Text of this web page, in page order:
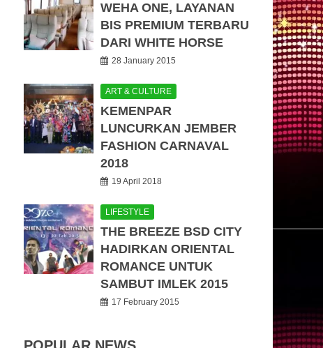
WEHA ONE, LAYANAN
BIS PREMIUM TERBARU
DARI WHITE HORSE
28 January 2015
ART & CULTURE
KEMENPAR
LUNCURKAN JEMBER
FASHION CARNAVAL
2018
19 April 2018
LIFESTYLE
THE BREEZE BSD CITY
HADIRKAN ORIENTAL
ROMANCE UNTUK
SAMBUT IMLEK 2015
17 February 2015